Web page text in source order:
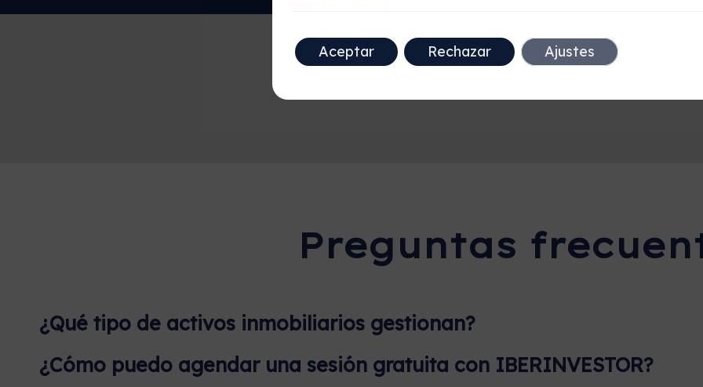
Preguntas
¿Qué tipo de activos inmobiliarios gestionan?
¿Cómo puedo agendar una sesión gratuita con IBERINVESTOR?
Aceptar Rechazar Ajustes